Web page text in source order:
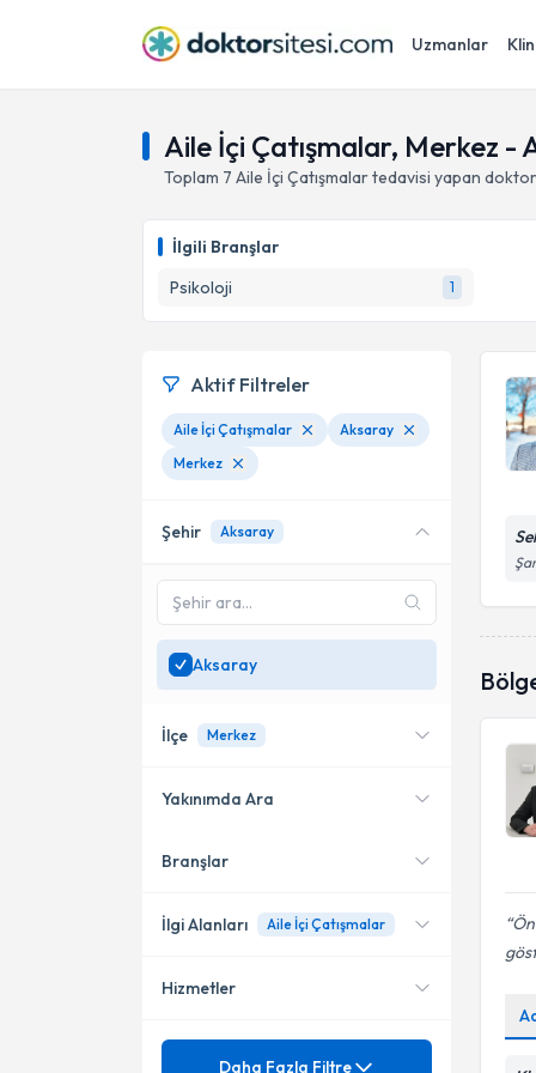
Uzmanlar
Aile İçi Çatışmalar, Merkez -
Toplam 7 Aile İçi Çatışmalartedavisi yapan
İlgili Branşlar
Psikoloji
1
Aktif Filtreler
Aile İçi Çatışmalar
Aksaray
Merkez
Şehir Aksaray
Aksaray
İlçe Merkez
Merkez
Yakınımda Ara
Konumuma yakın uzmanları
Branşlar
Psikoloji
İlgi Alanları Aile İçi Çatışmalar
Adaptasyon sorunları
Hizmetler
Mezuniyet
Daha Fazla Filtre